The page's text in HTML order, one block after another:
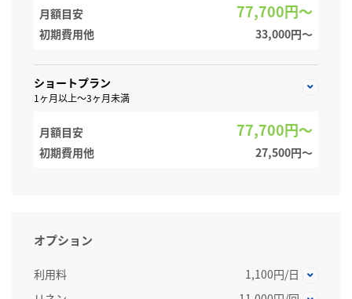
月額目安 77,700円～
初期費用他 33,000円〜
ショートプラン
1ヶ月以上～3ヶ月未満
月額目安 77,700円～
初期費用他 27,500円〜
オプション
利用料
1,100円/日